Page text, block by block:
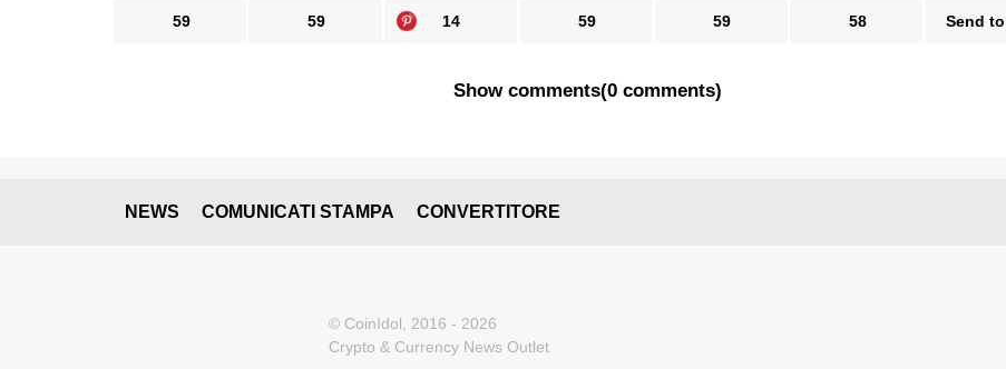
59 59 14 59 59 58 Send
Show comments(0 comments)
NEWS COMUNICATI STAMPA CONVERTITORE
© CoinIdol, 2016 - 2026
Crypto & Currency News Outlet